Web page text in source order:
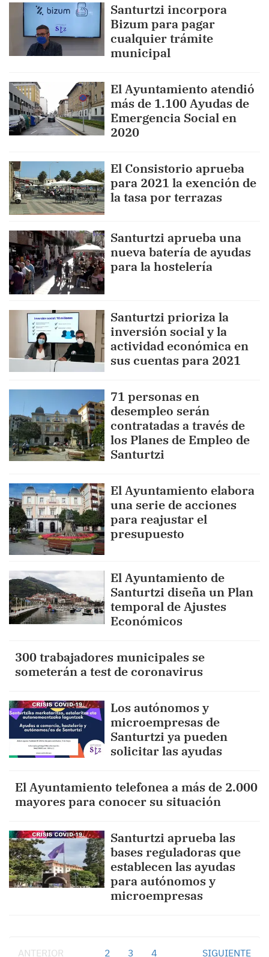
Santurtzi incorpora
Bizum para pagar
cualquier trámite
municipal
El Ayuntamiento atendió
más de 1.100 Ayudas de
Emergencia Social en
2020
El Consistorio aprueba
para 2021 la exención de
la tasa por terrazas
Santurtzi aprueba una
nueva batería de ayudas
para la hostelería
Santurtzi prioriza la
inversión social y la
actividad económica en
sus cuentas para 2021
71 personas en
desempleo serán
contratadas a través de
los Planes de Empleo de
Santurtzi
El Ayuntamiento elabora
una serie de acciones
para reajustar el
presupuesto
El Ayuntamiento de
Santurtzi diseña un Plan
temporal de Ajustes
Económicos
300 trabajadores municipales se
someterán a test de coronavirus
Los autónomos y
microempresas de
Santurtzi ya pueden
solicitar las ayudas
El Ayuntamiento telefonea a más de 2.000
mayores para conocer su situación
Santurtzi aprueba las
bases reguladoras que
establecen las ayudas
para autónomos y
microempresas
ANTERIOR 2 3 4 SIGUIENTE